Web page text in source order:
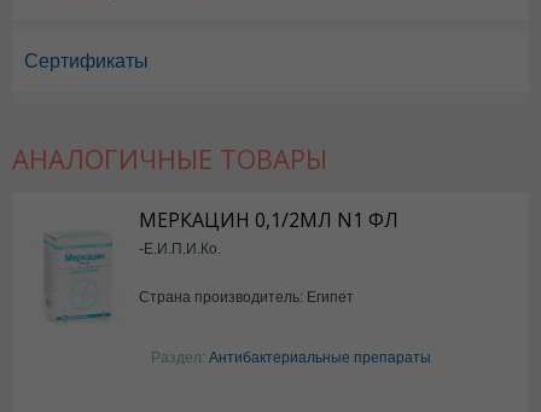
Сертификаты
АНАЛОГИЧНЫЕ ТОВАРЫ
МЕРКАЦИН 0,1/2МЛ N1 ФЛ
-Е.И.П.И.Ко.
Страна производитель: Египет
Раздел: Антибактериальные препараты